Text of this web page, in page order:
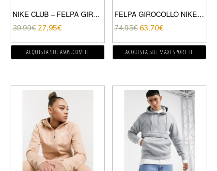
NIKE CLUB – FELPA GIROCOLLO BORDEAUX-ROSSO
39,99€ 27,95€
ACQUISTA SU: ASOS.COM IT
FELPA GIROCOLLO NIKE PRO LUXE
74,95€ 63,70€
ACQUISTA SU: MAXI SPORT IT